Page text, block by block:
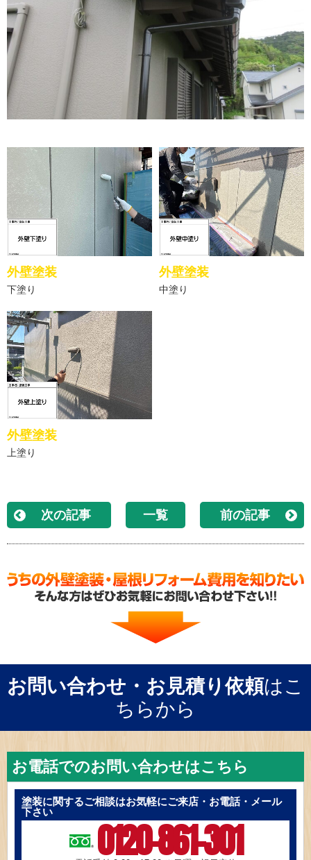
外壁塗装
下塗り
外壁塗装
中塗り
外壁塗装
上塗り
次の記事 一覧 前の記事
お問い合わせ・お見積り依頼はこ
ちらから
お電話でのお問い合わせはこちら
塗装に関するご相談はお気軽にご来店・お電話・メール
下さい
0120-861-301